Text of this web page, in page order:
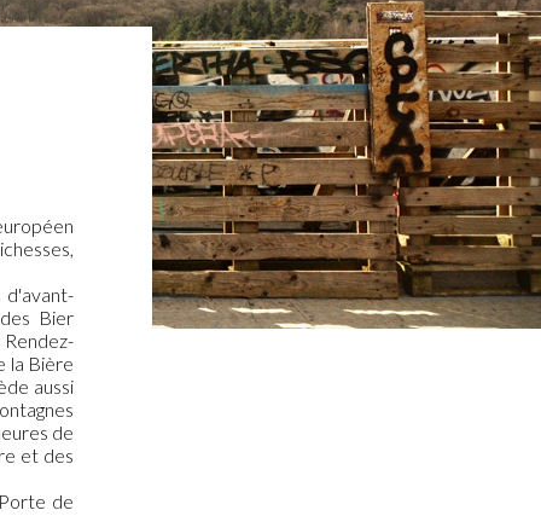
d'avant-
Bier
la Bière
aussi
de
et des
de